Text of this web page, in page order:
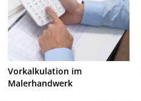
Vorkalkulation im
Malerhandwerk